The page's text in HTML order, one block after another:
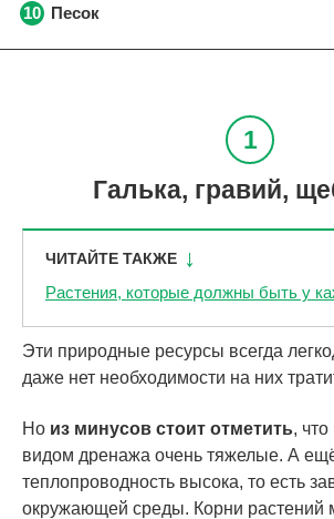
Песок
Галька, гравий,
ЧИТАЙТЕ ТАКЖЕ
Растения, которые должны быть у
Эти природные ресурсы всегда
даже нет необходимости на них
Но из минусов стоит отметить,
видом дренажа очень тяжелые. А
теплопроводность высока, то есть
окружающей среды. Корни растений